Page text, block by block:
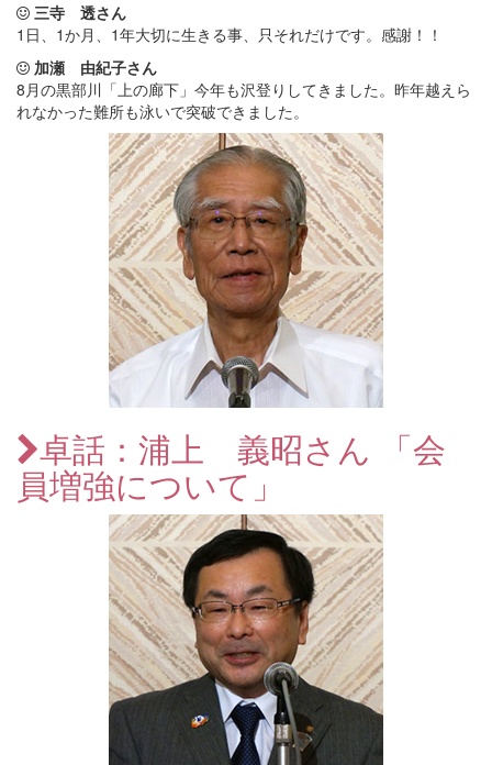
三寺 透さん
1日、1か月、1年大切に生きる事、只それだけです。感謝！！
加瀬 由紀子さん
8月の黒部川「上の廊下」今年も沢登りしてきました。昨年越えら
れなかった難所も泳いで突破できました。
卓話：浦上 義昭さん 「会
員増強について」